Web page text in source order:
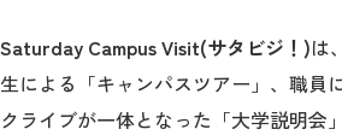
高校教員の方へ
白金の丘奨学金
Saturday Campus Visit(サタビジ！)は
生による「キャンパスツアー」、職員
クライブが一体となった「大学説明会